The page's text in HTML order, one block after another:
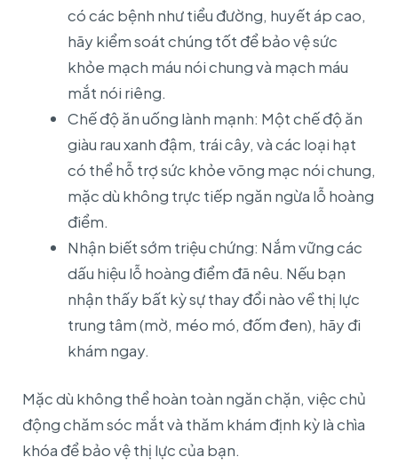
có các bệnh như tiểu đường, huyết áp cao,
hãy kiểm soát chúng tốt để bảo vệ sức
khỏe mạch máu nói chung và mạch máu
mắt nói riêng.
Chế độ ăn uống lành mạnh: Một chế độ ăn
giàu rau xanh đậm, trái cây, và các loại hạt
có thể hỗ trợ sức khỏe võng mạc nói chung,
mặc dù không trực tiếp ngăn ngừa lỗ hoàng
điểm.
Nhận biết sớm triệu chứng: Nắm vững các
dấu hiệu lỗ hoàng điểm đã nêu. Nếu bạn
nhận thấy bất kỳ sự thay đổi nào về thị lực
trung tâm (mờ, méo mó, đốm đen), hãy đi
khám ngay.
Mặc dù không thể hoàn toàn ngăn chặn, việc chủ
động chăm sóc mắt và thăm khám định kỳ là chìa
khóa để bảo vệ thị lực của bạn.